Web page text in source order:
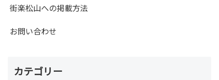
街楽松山への掲載方法
お問い合わせ
カテゴリー